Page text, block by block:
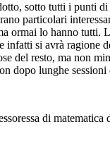
sotto tutti i punti
particolari
ormai lo hanno
si avrà ragione
del resto, ma non
dopo lunghe
di